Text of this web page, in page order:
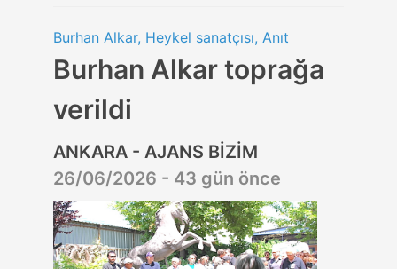
Burhan Alkar, Heykel sanatçısı, Anıt
Burhan Alkar toprağa
verildi
ANKARA - AJANS BİZİM
26/06/2026 - 43 gün önce